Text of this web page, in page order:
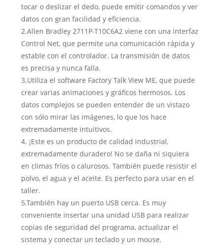
tocar o deslizar el dedo, puede emitir comandos y ver
datos con gran facilidad y eficiencia.
2.Allen Bradley 2711P-T10C6A2 viene con una interfaz
Control Net, que permite una comunicación rápida y
estable con el controlador. La transmisión de datos
es precisa y nunca falla.
3.Utiliza el software Factory Talk View ME, que puede
crear varias animaciones y gráficos hermosos. Los
datos complejos se pueden entender de un vistazo
con sólo mirar las imágenes, lo que los hace
extremadamente intuitivos.
4. ¡Este es un producto de calidad industrial,
extremadamente duradero! No se daña ni siquiera
en climas fríos o calurosos. También puede resistir el
polvo, el agua y el aceite. Es perfecto para usar en el
taller.
5.También hay un puerto USB cerca. Es muy
conveniente insertar una unidad USB para realizar
copias de seguridad del programa, actualizar el
sistema y conectar un teclado y un mouse.